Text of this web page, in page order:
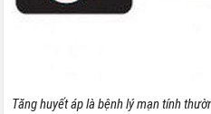
Tăng huyết áp là bệnh lý mạn tính